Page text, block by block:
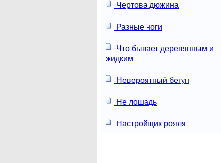
Чертова дюжина
Разные ноги
Что бывает деревянным и
жидким
Невероятный бегун
Не лошадь
Настройщик рояля